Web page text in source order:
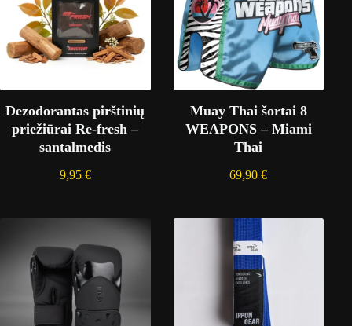
Dezodorantas pirštinių
priežiūrai Re-fresh –
santalmedis
9,95 €
Muay Thai šortai 8
WEAPONS – Miami
Thai
69,90€